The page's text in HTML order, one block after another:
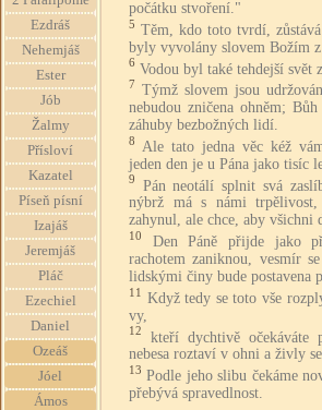
Ezdráš
Nehemjáš
Ester
Jób
Žalmy
Přísloví
Kazatel
Píseň písní
Izajáš
Jeremjáš
Pláč
Ezechiel
Daniel
Ozeáš
Jóel
Ámos
počátku stvoření."
5 Těm, kdo toto tvrdí,
byly vyvolány slovem Božím
6 Vodou byl také tehdejší svět
7 Týmž slovem jsou
nebudou zničena ohněm;
záhuby bezbožných lidí.
8
Ale tato jedna věc kéž
jeden den je u Pána jako tisíc
9
Pán neotálí splnit svá
nýbrž má s námi
zahynul, ale chce, aby všichni
10
Den Páně přijde jako
rachotem zaniknou, vesmír
lidskými činy bude postavena
11 Když tedy se toto vše
vy,
12
kteří dychtivě
nebesa roztaví v ohni a živly
13 Podle jeho slibu čekáme
přebývá spravedlnost.